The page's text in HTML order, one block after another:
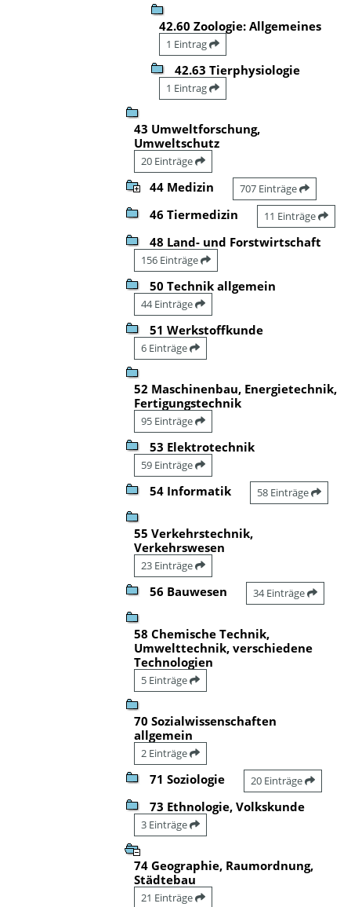
42.60 Zoologie: Allgemeines
1 Eintrag
42.63 Tierphysiologie
1 Eintrag
43 Umweltforschung,
Umweltschutz
20 Einträge
44 Medizin 707 Einträge
46 Tiermedizin 11 Einträge
48 Land- und Forstwirtschaft
156 Einträge
50 Technik allgemein
44 Einträge
51 Werkstoffkunde
6 Einträge
52 Maschinenbau, Energietechnik,
Fertigungstechnik
95 Einträge
53 Elektrotechnik
59 Einträge
54 Informatik 58 Einträge
55 Verkehrstechnik,
Verkehrswesen
23 Einträge
56 Bauwesen 34 Einträge
58 Chemische Technik,
Umwelttechnik, verschiedene
Technologien
5 Einträge
70 Sozialwissenschaften
allgemein
2 Einträge
71 Soziologie 20 Einträge
73 Ethnologie, Volkskunde
3 Einträge
74 Geographie, Raumordnung,
Städtebau
21 Einträge